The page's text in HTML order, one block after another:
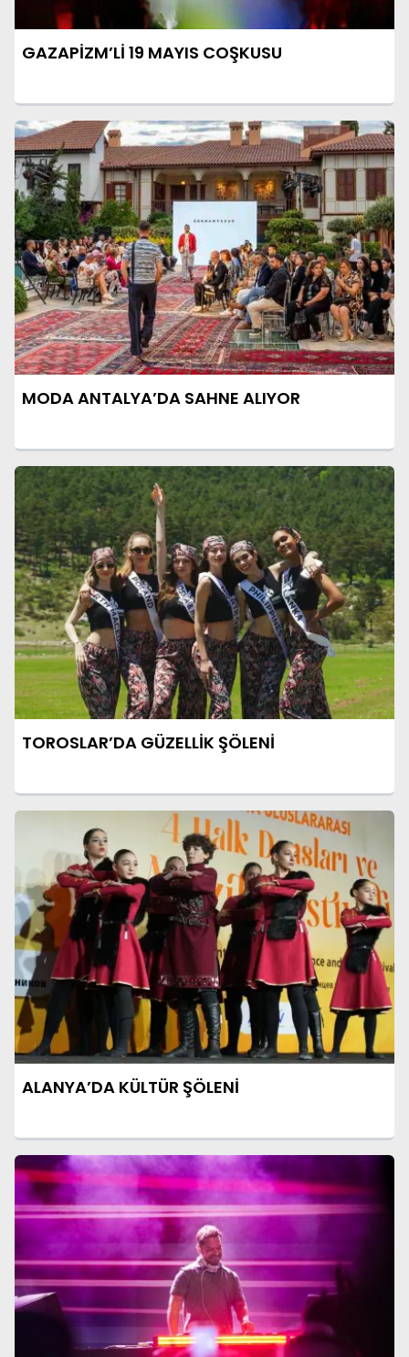
GAZAPİZM’Lİ 19 MAYIS COŞKUSU
MODA ANTALYA’DA SAHNE ALIYOR
TOROSLAR’DA GÜZELLİK ŞÖLENİ
ALANYA’DA KÜLTÜR ŞÖLENİ